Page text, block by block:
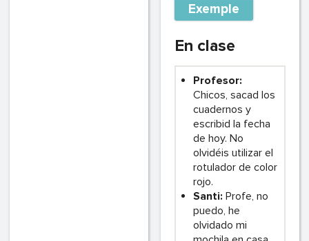
Exemple
En clase
Profesor:
Chicos, sacad los
cuadernos y
escribid la fecha
de hoy. No
olvidéis utilizar el
rotulador de color
rojo.
Santi: Profe, no
puedo, he
olvidado mi